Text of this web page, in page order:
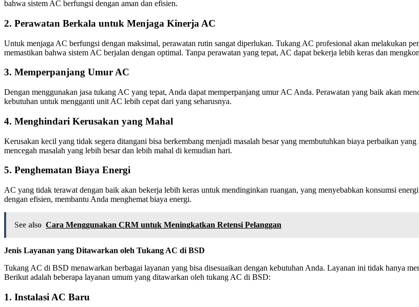
bahwa sistem AC berfungsi dengan aman dan efisien.
2. Perawatan Berkala untuk Menjaga Kinerja AC
Untuk menjaga AC berfungsi dengan maksimal, perawatan rutin sangat diperlukan. Tukang AC profesional akan melakukan
memastikan bahwa sistem AC berjalan dengan optimal. Tanpa perawatan yang tepat, AC dapat bekerja lebih keras dan
3. Memperpanjang Umur AC
Dengan menggunakan jasa tukang AC yang tepat, Anda dapat memperpanjang umur AC Anda. Perawatan yang baik akan
kebutuhan untuk mengganti unit AC lebih cepat dari yang seharusnya.
4. Menghindari Kerusakan yang Mahal
Kerusakan kecil yang tidak segera ditangani bisa berkembang menjadi masalah besar yang membutuhkan biaya perbaikan
mencegah masalah yang lebih besar dan lebih mahal di kemudian hari.
5. Penghematan Biaya Energi
AC yang tidak terawat dengan baik akan bekerja lebih keras untuk mendinginkan ruangan, yang menyebabkan konsumsi
dengan efisien, membantu Anda menghemat biaya energi.
See also Cara Menggunakan CRM untuk Meningkatkan Retensi Pelanggan
Jenis Layanan yang Ditawarkan oleh Tukang AC di BSD
Tukang AC di BSD menawarkan berbagai layanan yang bisa disesuaikan dengan kebutuhan Anda. Layanan ini tidak hanya
Berikut adalah beberapa layanan umum yang ditawarkan oleh tukang AC di BSD:
1. Instalasi AC Baru